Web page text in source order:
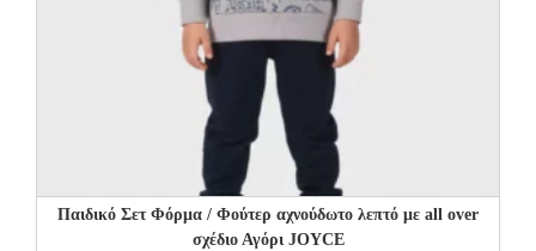
Παιδικό Σετ Φόρμα / Φούτερ αχνούδωτο λεπτό με all over
σχέδιο Αγόρι JOYCE